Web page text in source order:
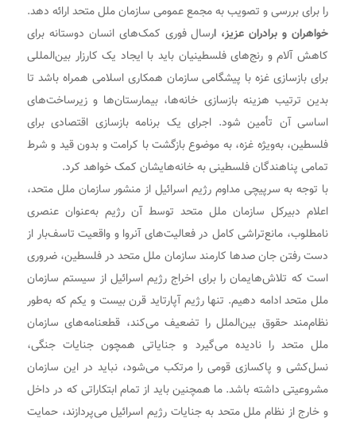
را برای بررسی و تصویب به مجمع عمومی سازمان ملل متحد ارائه دهد.
خواهران و برادران عزیز، ارسال فوری کمک‌های انسان دوستانه برای
کاهش آلام و رنج‌های فلسطینیان باید با ایجاد یک کارزار بین‌المللی
برای بازسازی غزه با پیشگامی سازمان همکاری اسلامی همراه باشد تا
بدین ترتیب هزینه بازسازی خانه‌ها، بیمارستان‌ها و زیرساخت‌های
اساسی آن تأمین شود. اجرای یک برنامه بازسازی اقتصادی برای
فلسطین، به‌ویژه غزه، به موضوع بازگشت با کرامت و بدون قید و شرط
تمامی پناهندگان فلسطینی به خانه‌هایشان کمک خواهد کرد.
با توجه به سرپیچی مداوم رژیم اسرائیل از منشور سازمان ملل متحد،
اعلام دبیرکل سازمان ملل متحد توسط آن رژیم به‌عنوان عنصری
نامطلوب، مانع‌تراشی کامل در فعالیت‌های آنروا و واقعیت تاسف‌بار از
دست رفتن جان صدها کارمند سازمان ملل متحد در فلسطین، ضروری
است که تلاش‌هایمان را برای اخراج رژیم اسرائیل از سیستم سازمان
ملل متحد ادامه دهیم. تنها رژیم آپارتاید قرن بیست و یکم که به‌طور
نظام‌مند حقوق بین‌الملل را تضعیف می‌کند، قطعنامه‌های سازمان
ملل متحد را نادیده می‌گیرد و جنایاتی همچون جنایات جنگی،
نسل‌کشی و پاکسازی قومی را مرتکب می‌شود، نباید در این سازمان
مشروعیتی داشته باشد. ما همچنین باید از تمام ابتکاراتی که در داخل
و خارج از نظام ملل متحد به جنایات رژیم اسرائیل می‌پردازند، حمایت